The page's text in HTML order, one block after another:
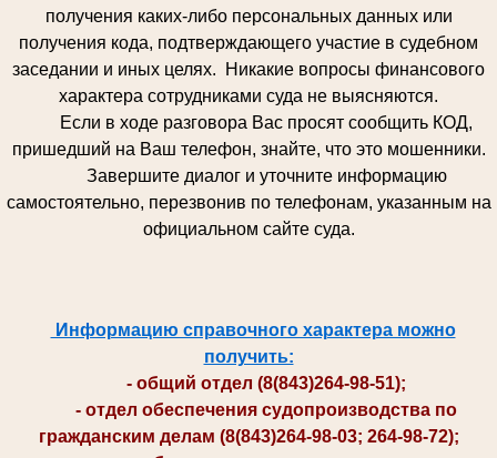
получения каких-либо персональных данных или
получения кода, подтверждающего участие в судебном
заседании и иных целях. Никакие вопросы финансового
характера сотрудниками суда не выясняются.
Если в ходе разговора Вас просят сообщить КОД,
пришедший на Ваш телефон, знайте, что это мошенники.
Завершите диалог и уточните информацию
самостоятельно, перезвонив по телефонам, указанным на
официальном сайте суда.
Информацию справочного характера можно
получить:
- общий отдел (8(843)264-98-51);
- отдел обеспечения судопроизводства по
гражданским делам (8(843)264-98-03; 264-98-72);